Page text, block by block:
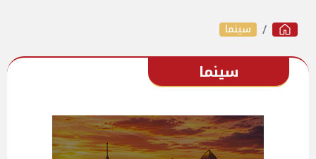
سينما
سينما